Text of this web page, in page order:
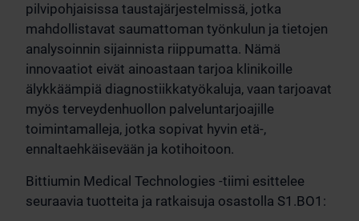
pilvipohjaisissa taustajärjestelmissä, jotka
mahdollistavat saumattoman työnkulun ja tietojen
analysoinnin sijainnista riippumatta. Nämä
innovaatiot eivät ainoastaan tarjoa klinikoille
älykkäämpiä diagnostiikkatyökaluja, vaan tarjoavat
myös terveydenhuollon palveluntarjoajille
toimintamalleja, jotka sopivat hyvin etä-,
ennaltaehkäisevään ja kotihoitoon.
Bittiumin Medical Technologies -tiimi esittelee
seuraavia tuotteita ja ratkaisuja osastolla S1.BO1: